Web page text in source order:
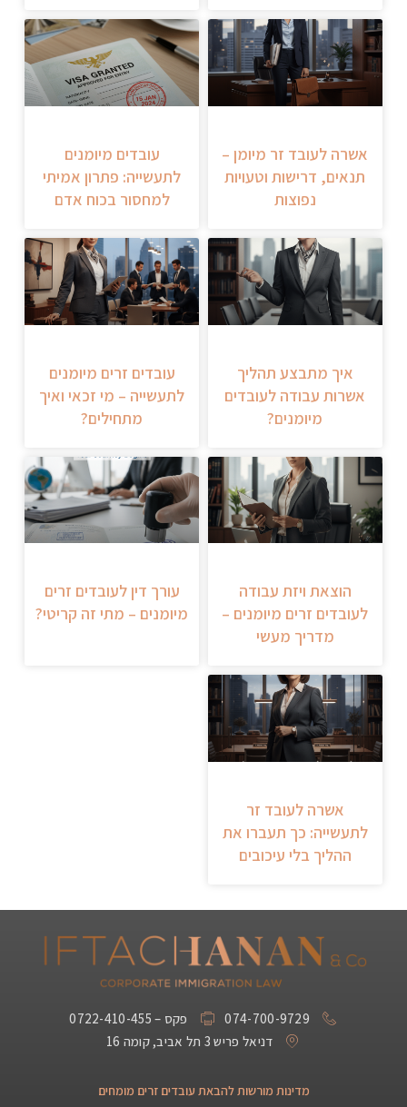
אשרה לעובד זר מיומן –
תנאים, דרישות וטעויות
נפוצות
עובדים מיומנים
לתעשייה: פתרון אמיתי
למחסור בכוח אדם
איך מתבצע תהליך
אשרות עבודה לעובדים
מיומנים?
עובדים זרים מיומנים
לתעשייה – מי זכאי ואיך
מתחילים?
הוצאת ויזת עבודה
לעובדים זרים מיומנים –
מדריך מעשי
עורך דין לעובדים זרים
מיומנים – מתי זה קריטי?
אשרה לעובד זר
לתעשייה: כך תעברו את
ההליך בלי עיכובים
074-700-9729
פקס – 0722-410-455
דניאל פריש 3 תל אביב, קומה 16
מדינות מורשות להבאת עובדים זרים מומחים